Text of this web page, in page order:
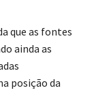
que as fontes
ainda as
posição da